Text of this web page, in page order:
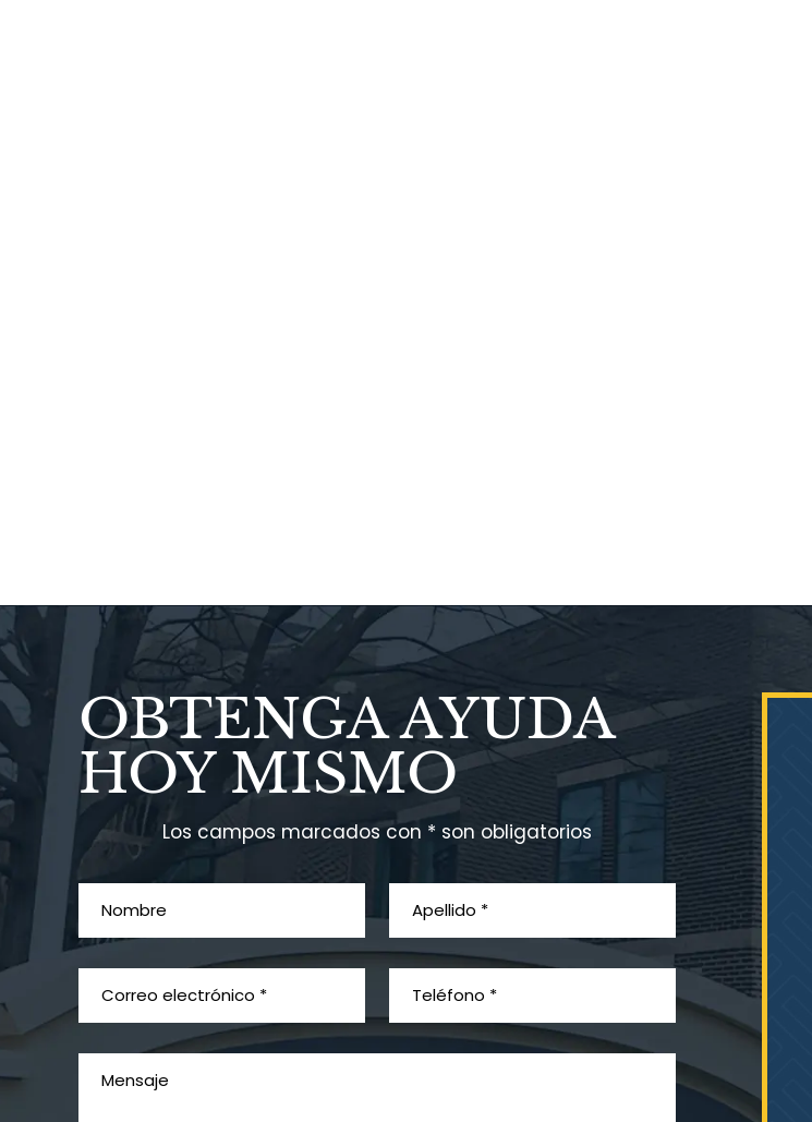
OBTENGA AYUDA
HOY MISMO
Los campos marcados con * son obligatorios